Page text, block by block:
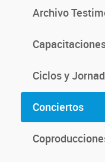
Archivo
Ciclos y
Conciertos